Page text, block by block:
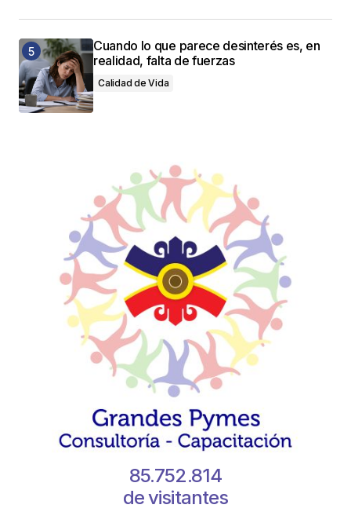
Cuando lo que parece desinterés es, en
realidad, falta de fuerzas
Calidad de Vida
85.752.814
de visitantes